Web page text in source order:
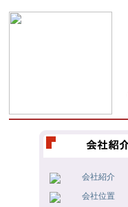
会社紹介
会社位置